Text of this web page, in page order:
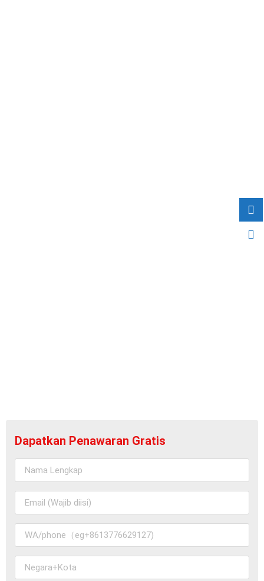
Dapatkan Penawaran Gratis